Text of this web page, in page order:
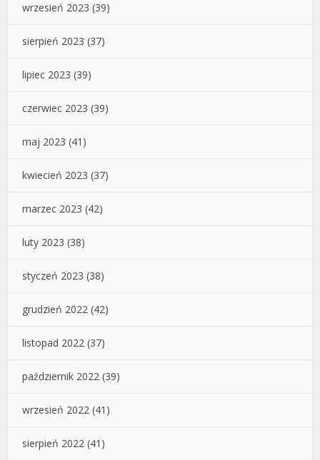
wrzesień 2023 (39)
sierpień 2023 (37)
lipiec 2023 (39)
czerwiec 2023 (39)
maj 2023 (41)
kwiecień 2023 (37)
marzec 2023 (42)
luty 2023 (38)
styczeń 2023 (38)
grudzień 2022 (42)
listopad 2022 (37)
październik 2022 (39)
wrzesień 2022 (41)
sierpień 2022 (41)